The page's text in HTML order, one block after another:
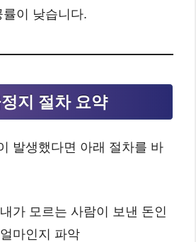
이 낮습니다.
지 절차 요약
발생했다면 아래 절차를 바
가 모르는 사람이 보낸 돈인
마인지 파악